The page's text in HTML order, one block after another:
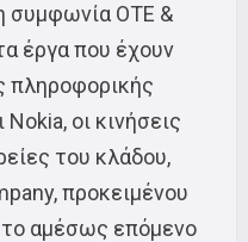
συμφωνία ΟΤΕ &
έργα που έχουν
πληροφορικής
οι κινήσεις
του κλάδου,
προκειμένου
αμέσως επόμενο